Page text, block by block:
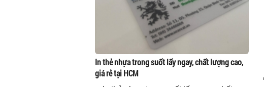
In thẻ nhựa trong suốt lấy ngay, chất lượng cao,
giá rẻ tại HCM